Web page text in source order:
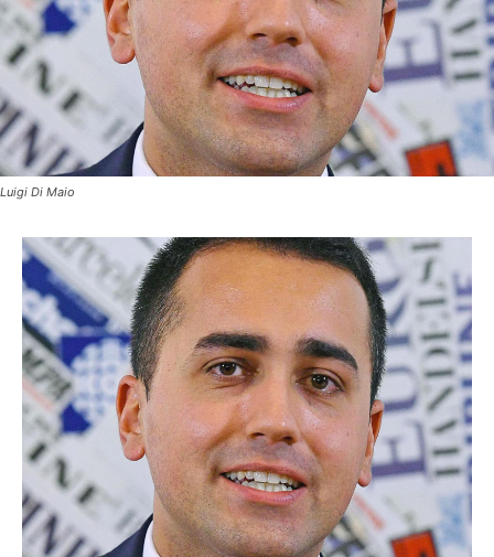
Luigi Di Maio